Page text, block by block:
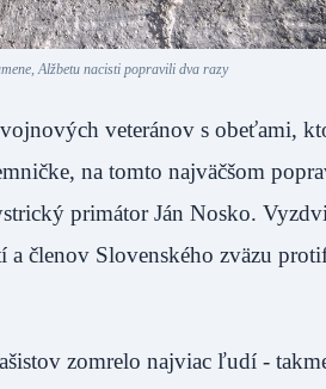
Alžbetu nacisti popravili dva razy
veteránov s obeťami,
na tomto najväčšom
primátor Ján Nosko.
členov Slovenského zväzu
zomrelo najviac ľudí -